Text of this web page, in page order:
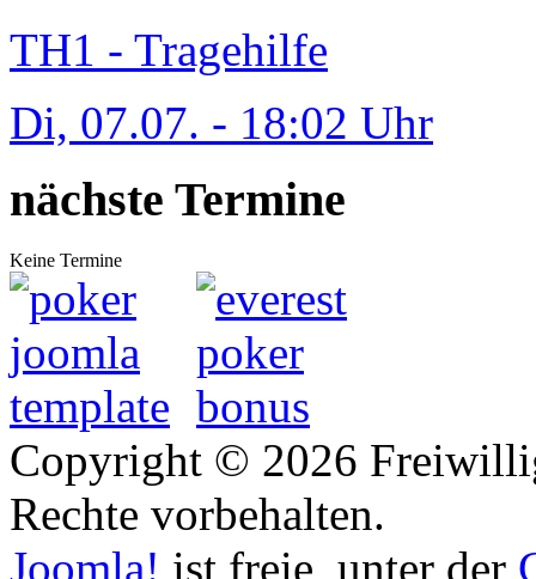
TH1 - Tragehilfe
Di, 07.07. - 18:02 Uhr
nächste Termine
Keine Termine
Copyright © 2026
Rechte vorbehalten.
Joomla! ist freie, unter der